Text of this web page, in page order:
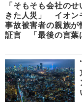
「そもそも会社のせ
きた人災」 イオン
事故被害者の親族が
証言 「最後の言葉